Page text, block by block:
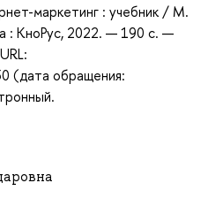
маркетинг : учебник / М.
: КноРус, 2022. — 190 с. —
(дата обращения: